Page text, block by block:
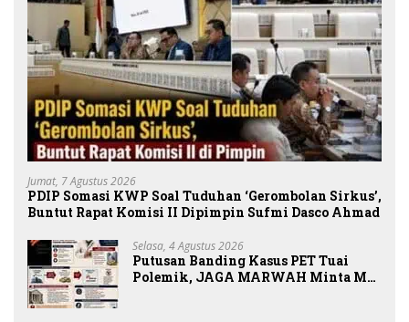
Jumat, 7 Agustus 2026
PDIP Somasi KWP Soal Tuduhan ‘Gerombolan Sirkus’,
Buntut Rapat Komisi II Dipimpin Sufmi Dasco Ahmad
Selasa, 4 Agustus 2026
Putusan Banding Kasus PET Tuai
Polemik, JAGA MARWAH Minta MA